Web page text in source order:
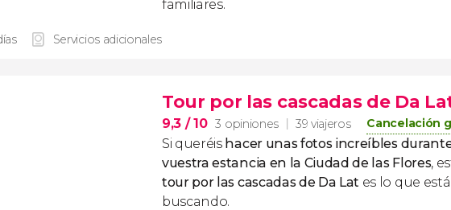
familiares.
Servicios adicionales
Tour por las cascadas de Da
9,3 / 10 3 opiniones 39 viajeros Cancelación
Si queréis hacer unas fotos increíbles
vuestra estancia en la Ciudad de las Flores,
tour por las cascadas de Da Lat es lo que
buscando.